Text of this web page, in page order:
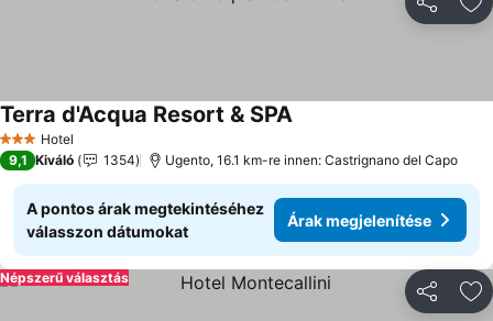
3 Kategória
Hotel
Terra d'Acqua Resort & SPAÁrak megjelenítése
9,1 Kiváló 1354 Ugento, 16.1 km-re innen: Castrignano del Capo
A pontos árak megtekintéséhez
válasszon dátumokat
Árak megjelenítése
Népszerű választás